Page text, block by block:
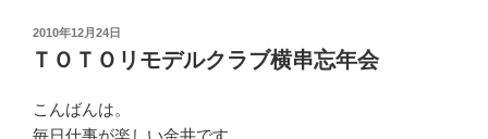
投
稿
日:
2010年12月24日
ＴＯＴＯリモデルクラブ横串忘年会
こんばんは。